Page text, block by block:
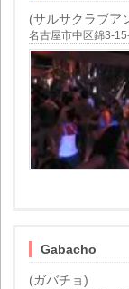
(サルサクラブア
名古屋市中区錦3-
Gabacho
(ガバチョ)